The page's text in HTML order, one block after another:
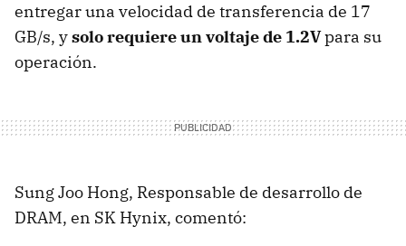
entregar una velocidad de transferencia de 17
GB/s, ysolo requiere un voltaje de 1.2Vpara su
operación.
Sung Joo Hong, Responsable de desarrollo de
DRAM, en SK Hynix, comentó: